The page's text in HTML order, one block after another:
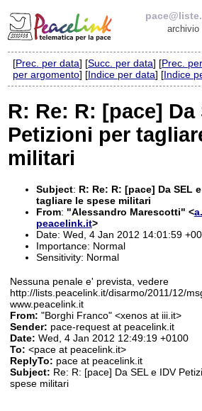
archivio
Elenco delle liste
Iscrizione / Cancellazione
Policy delle liste di PeaceLink
Informativa sulla privacy
Richieste di rimozione
[Prec. per data] [Succ. per data] [Prec.
per argomento] [Indice per data] [Indice
R: Re: R: [pace] Da
Petizioni per
militari
Subject: R: Re: R: [pace] Da SEL
tagliare le spese militari
From: "Alessandro Marescotti" <
peacelink.it>
Date: Wed, 4 Jan 2012 14:01:59
Importance: Normal
Sensitivity: Normal
Nessuna penale e' prevista, vedere
http://lists.peacelink.it/disarmo/2011/12/
www.peacelink.it
From: "Borghi Franco" <xenos at iii.it>
Sender: pace-request at peacelink.it
Date: Wed, 4 Jan 2012 12:49:19 +0100
To: <pace at peacelink.it>
ReplyTo: pace at peacelink.it
Subject: Re: R: [pace] Da SEL e IDV
spese militari